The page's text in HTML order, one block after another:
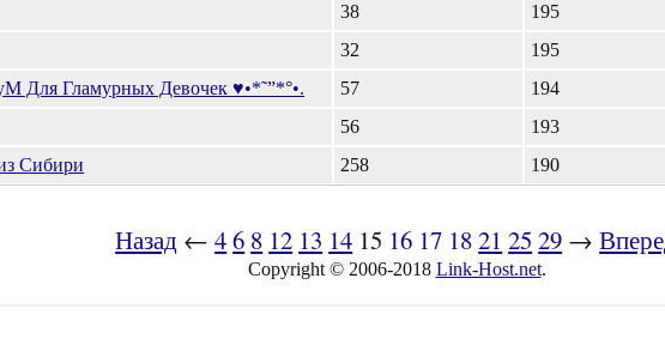
38
195
32
195
Для Гламурных Девочек ♥•*˜”*°•. 57
194
56
193
Сибири 258 190
Назад ← 46 8 12 13 14 15 16 17 1821 25 29 →
Copyright © 2006-2018 Link-Host.net.